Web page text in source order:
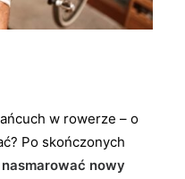
w rowerze – o
Po skończonych
nasmarować nowy